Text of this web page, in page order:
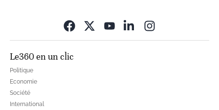
Le360 en un clic
Politique
Economie
Société
International